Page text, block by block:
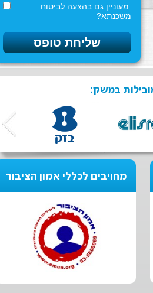
מעוניין גם בהצעה לביטוח
משכנתא?
במשק:
מחויבים לכללי אמון הציבור